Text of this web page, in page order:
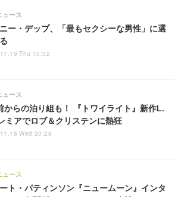
ー・デップ、「最もセクシーな男性」に選
ュース
Thu 10:52
からの泊り組も！ 『トワイライト』新作L.
ミアでロブ＆クリステンに熱狂
ュース
Wed 20:28
ト・パティンソン『ニュームーン』インタ
ュース